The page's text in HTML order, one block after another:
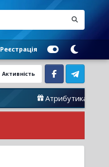
Реєстрація
Активність
Facebook Telegram